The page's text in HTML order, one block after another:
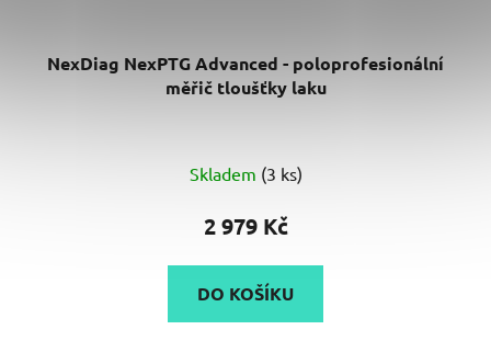
NexDiag NexPTG Advanced - poloprofesionální
měřič tloušťky laku
Skladem (3 ks)
2 979 Kč
DO KOŠÍKU